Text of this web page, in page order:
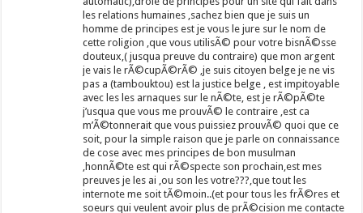
les relations humaines ,sachez bien que je suis un
homme de principes est je vous le jure sur le nom de
cette roligion ,que vous utilisÃ© pour votre bisnÃ©sse
douteux,( jusqua preuve du contraire) que mon argent
je vais le rÃ©cupÃ©rÃ© ,je suis citoyen belge je ne vis
pas a (tambouktou) est la justice belge , est impitoyable
avec les les arnaques sur le nÃ©te, est je rÃ©pÃ©te
j’usqua que vous me prouvÃ© le contraire ,est ca
m’Ã©tonnerait que vous puissiez prouvÃ© quoi que ce
soit, pour la simple raison que je parle on connaissance
de cose avec mes principes de bon musulman
,honnÃ©te est qui rÃ©specte son prochain,est mes
preuves je les ai ,ou son les votre???,que tout les
internote me soit tÃ©moin..(et pour tous les frÃ©res et
soeurs qui veulent avoir plus de prÃ©cision me contacte